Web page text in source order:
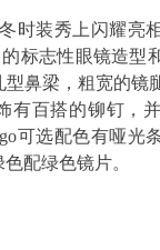
时装秀上闪耀亮
的标志性眼镜造型
鼻梁，粗宽的镜
有百搭的铆钉，
可选配色有哑光
配绿色镜片。